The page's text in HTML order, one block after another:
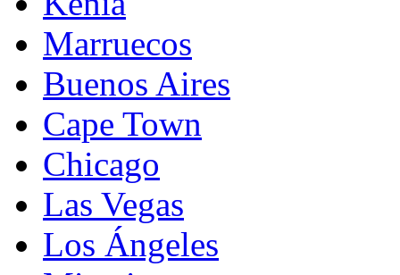
Marruecos
Buenos Aires
Cape Town
Chicago
Las Vegas
Los Ángeles